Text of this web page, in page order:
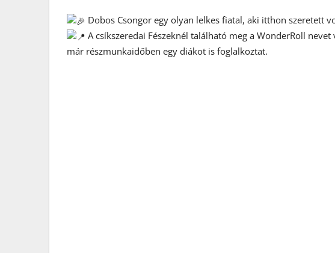
Dobos Csongor egy olyan lelkes fiatal, aki itthon szeretett
A csíkszeredai Fészeknél található meg a WonderRoll
már részmunkaidőben egy diákot is foglalkoztat.